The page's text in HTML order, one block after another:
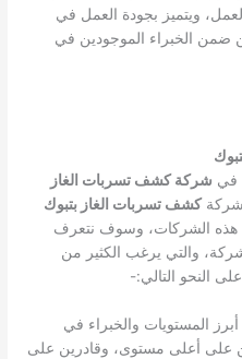
ويتميز بجودة العمل في
ضمن الخبراء الموجودين في
في شركة كشف تسربات الغاز
شركةكشف تسربات الغاز بتبوك
هذه الشركات، وسوف نتعرف
والتي يرغب الكثير من
النحو التالي:-
المستويات والخبراء في
على أعلى مستوى، وقادرين على